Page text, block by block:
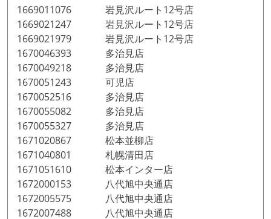
1669011076 岩見沢ルート12号店
1669021247 岩見沢ルート12号店
1669021979 岩見沢ルート12号店
1670046393 多治見店
1670049218 多治見店
1670051243 可児店
1670052516 多治見店
1670055082 多治見店
1670055327 多治見店
1671020867 松本並柳店
1671040801 札幌清田店
1671051610 松本インター店
1672000153 八代旭中央通店
1672005575 八代旭中央通店
1672007488 八代旭中央通店